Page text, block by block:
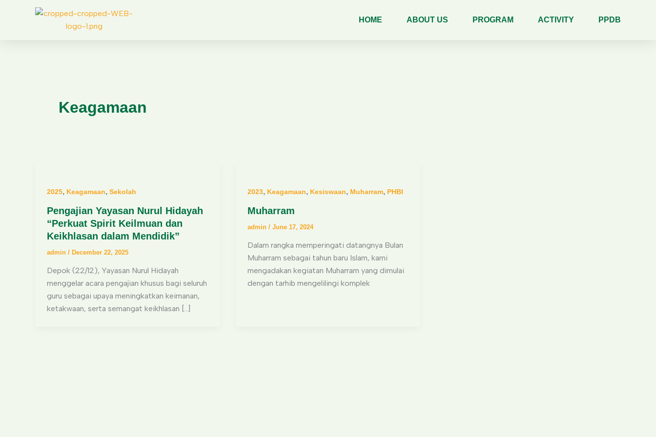
HOME ABOUT US PROGRAM ACTIVITY PPDB
Keagamaan
2025, Keagamaan, Sekolah
Pengajian Yayasan Nurul Hidayah
“Perkuat Spirit Keilmuan dan
Keikhlasan dalam Mendidik”
admin / December 22, 2025
Depok (22/12), Yayasan Nurul Hidayah
menggelar acara pengajian khusus bagi seluruh
guru sebagai upaya meningkatkan keimanan,
ketakwaan, serta semangat keikhlasan […]
2023, Keagamaan, Kesiswaan, Muharram, PHBI
Muharram
admin / June 17, 2024
Dalam rangka memperingati datangnya Bulan
Muharram sebagai tahun baru Islam, kami
mengadakan kegiatan Muharram yang dimulai
dengan tarhib mengelilingi komplek